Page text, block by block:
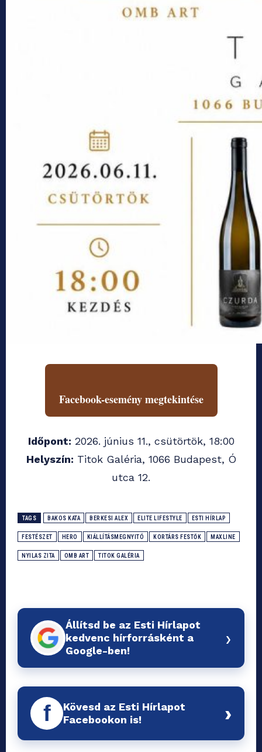
Facebook-esemény megtekintése
Időpont: 2026. június 11., csütörtök, 18:00
Helyszín: Titok Galéria, 1066 Budapest, Ó
utca 12.
TAGS BAKOS KATA BERKESI ALEX ELITE LIFESTYLE ESTI HÍRLAP
FESTÉSZET HERO KIÁLLÍTÁSMEGNYITÓ KORTÁRS FESTŐK MAXLINE
NYILAS ZITA OMB ART TITOK GALÉRIA
Állítsd be az Esti Hírlapot
kedvenc hírforrásként a
Google-ben!
›
f
Kövesd az Esti Hírlapot
Facebookon is!
›